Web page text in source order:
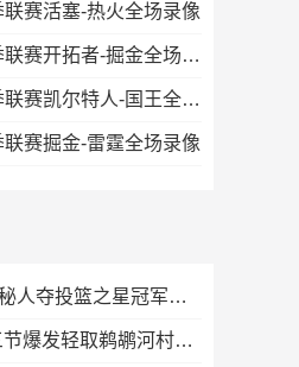
赛活塞-热火全场录像
07月17日NBA夏季联赛开拓者-掘金全场录像
07月16日NBA夏季联赛凯尔特人-国王全场录像
赛掘金-雷霆全场录像
全明星：华盛顿神秘人夺投篮之星冠军！福德夺得三分大赛冠军！
🏀夏联-步行者第三节爆发轻取鹈鹕河村勇辉5+5+12斯劳森22分